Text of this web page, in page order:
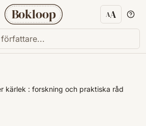
Bokloop AA
kärlek : forskning och praktiska råd